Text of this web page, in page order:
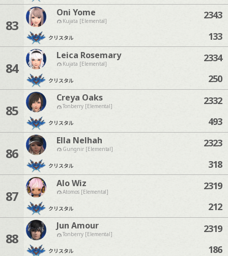
83
Oni Yome
Kujata [Elemental]
クリスタル
2343
133
84
Leica Rosemary
Kujata [Elemental]
クリスタル
2334
250
85
Creya Oaks
Tonberry [Elemental]
クリスタル
2332
493
86
Ella Nelhah
Gungnir [Elemental]
クリスタル
2323
318
87
Alo Wiz
Atomos [Elemental]
クリスタル
2319
212
88
Jun Amour
Tonberry [Elemental]
クリスタル
2319
186